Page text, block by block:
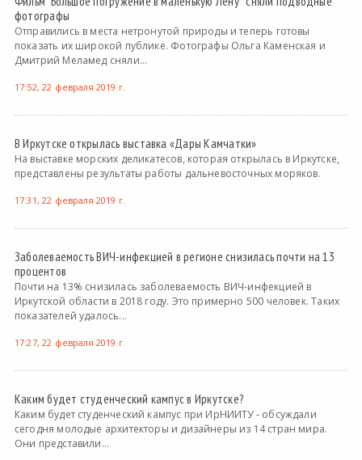
фотографы
Отправились в места нетронутой природы и теперь готовы
показать их широкой публике. Фотографы Ольга Каменская и
Дмитрий Меламед сняли...
17:52, 22 февраля 2019 г.
В Иркутске открылась выставка «Дары Камчатки»
На выставке морских деликатесов, которая открылась в Иркутске,
представлены результаты работы дальневосточных моряков.
17:31, 22 февраля 2019 г.
Заболеваемость ВИЧ-инфекцией в регионе снизилась почти на 13
процентов
Почти на 13% снизилась заболеваемость ВИЧ-инфекцией в
Иркутской области в 2018 году. Это примерно 500 человек. Таких
показателей удалось...
17:27, 22 февраля 2019 г.
Каким будет студенческий кампус в Иркутске?
Каким будет студенческий кампус при ИрНИИТУ - обсуждали
сегодня молодые архитекторы и дизайнеры из 14 стран мира.
Они представили...